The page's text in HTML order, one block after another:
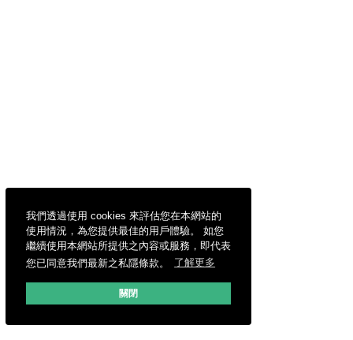
我們透過使用 cookies 來評估您在本網站的
使用情況，為您提供最佳的用戶體驗。 如您
繼續使用本網站所提供之內容或服務，即代表
您已同意我們最新之私隱條款。
了解更多
關閉